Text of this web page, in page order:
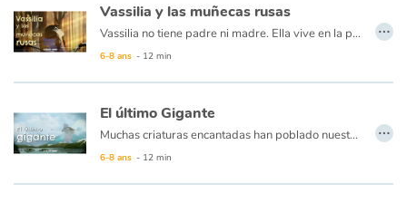
Vassilia y las muñecas rusas
Vassilia no tiene padre ni madre. Ella vive en la pobreza, trabajando duro sin dejar de lado su bondad. Un día, para agradecerle por su ayuda, un viejo jorobado le da un pedazo de madera y dice estas palabras: "Toca tres veces sobre la madera y aparecerá Mamouschka" Con Mamouschka, la muñeca mágica, la vida de Vassilia nunca volverá a ser lo mismo, especialmente porque una muñeca rusa a menudo oculta a otra... y a otra... ¡y a otra!
6-8 ans - 12 min
…
El último Gigante
Muchas criaturas encantadas han poblado nuestro mundo antes que nosotros... Hace mucho tiempo, e incluso antes que eso, el último de los gigantes de piedra del planeta había hecho su hogar en el fin del mundo, la Patagonia. Era tan alto que usaba un volcán cercano como una olla para preparar su sopa de piedra... Cada vez que hervía, el volcán entraba en erupción, destruyendo todo en su camino, calentando la atmósfera...
6-8 ans - 12 min
…